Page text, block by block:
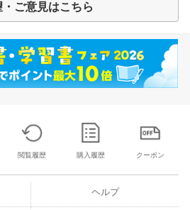
・ご意見はこちら
閲覧履歴 購入履歴 クーポン
ヘルプ